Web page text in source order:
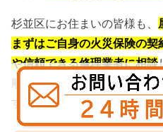
杉並区にお住まいの皆様も、
まずはご自身の火災保険の
や信頼できる修理業者に相談
順を踏むことで、予想外の出
す。